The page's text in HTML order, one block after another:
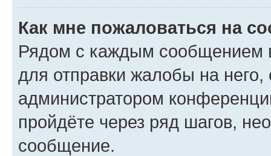
Как мне пожаловаться на
Рядом с каждым сообщением
для отправки жалобы на
администратором
пройдёте через ряд шагов,
сообщение.